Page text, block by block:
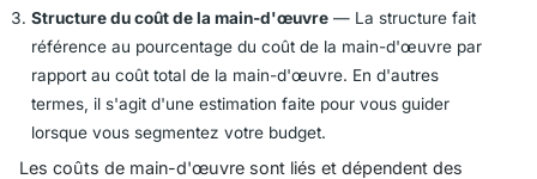
Structure du coût de la main-d'œuvre — La structure fait
référence au pourcentage du coût de la main-d'œuvre par
rapport au coût total de la main-d'œuvre. En d'autres
termes, il s'agit d'une estimation faite pour vous guider
lorsque vous segmentez votre budget.
Les coûts de main-d'œuvre sont liés et dépendent des